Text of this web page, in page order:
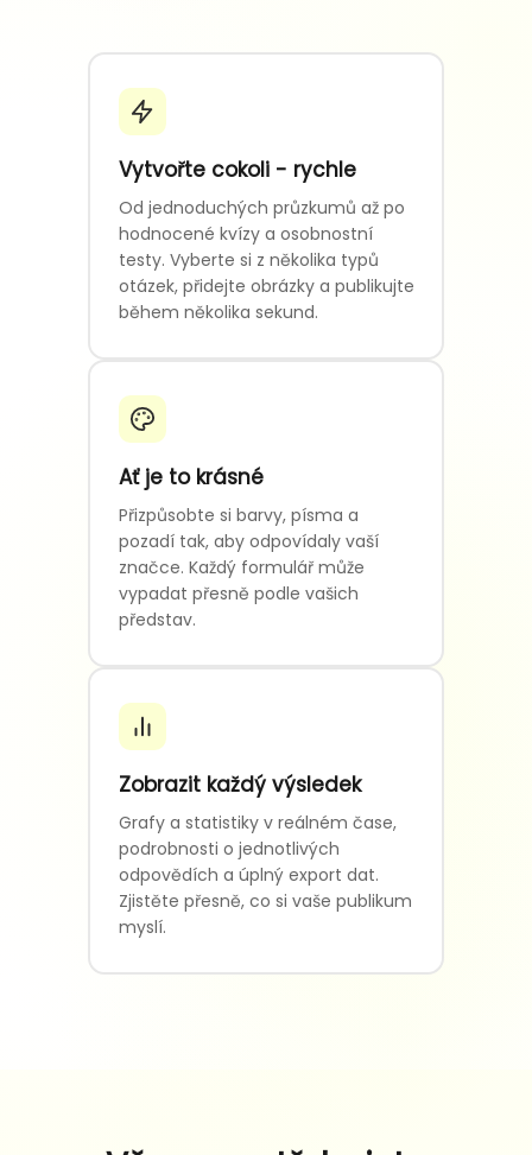
Vytvořte cokoli - rychle
Od jednoduchých průzkumů až po
hodnocené kvízy a osobnostní
testy. Vyberte si z několika typů
otázek, přidejte obrázky a publikujte
během několika sekund.
Ať je to krásné
Přizpůsobte si barvy, písma a
pozadí tak, aby odpovídaly vaší
značce. Každý formulář může
vypadat přesně podle vašich
představ.
Zobrazit každý výsledek
Grafy a statistiky v reálném čase,
podrobnosti o jednotlivých
odpovědích a úplný export dat.
Zjistěte přesně, co si vaše publikum
myslí.